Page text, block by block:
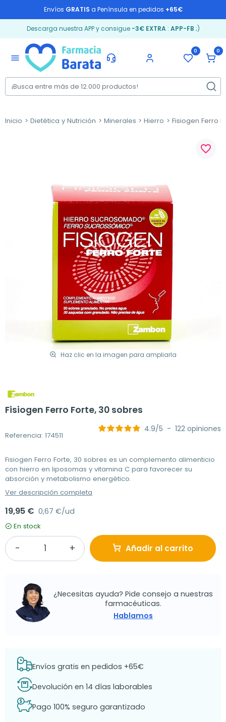
Envíos GRATIS a Península en pedidos +65€
Descarga nuestra APP y consigue -3€ EXTRA: APP-FB ;)
menu
0 0
Inicio Dietética y Nutrición Minerales Hierro Fisiogen Ferro
Haz clic en la imagen para ampliarla
favorite_border
Fisiogen Ferro Forte, 30 sobres
Referencia: 174511
4.9/5 - 122 opiniones
Fisiogen Ferro Forte, 30 sobres es un complemento alimenticio
con hierro en liposomas y vitamina C para favorecer su
absorción y metabolismo energético.
Ver descripción completa
19,95 € 0,67 €/ud
En stock
Añadir al carrito
¿Necesitas ayuda? Pide consejo a nuestras
farmacéuticas.
Hablamos
Envíos gratis en pedidos +65€
Devolución en 14 días laborables
Pago 100% seguro garantizado